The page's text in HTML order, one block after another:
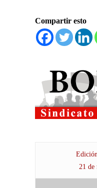
Compartir esto
21 de